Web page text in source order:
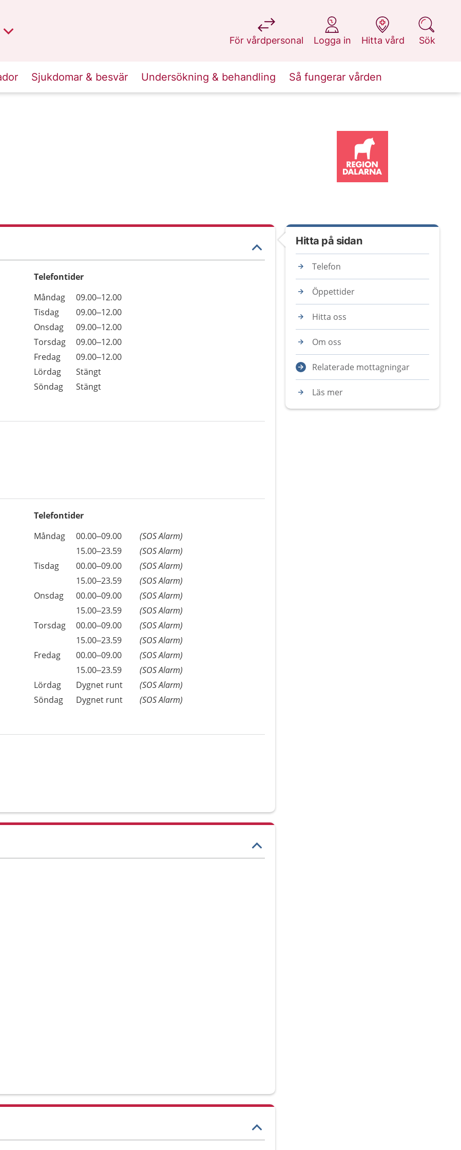
För vårdpersonal
på 1177.se
Logga in
på 1177.se
Hitta vård
på 1177.se
Sök
på 1177.se
Sjukdomar & besvär Undersökning & behandling Så fungerar vården
Telefontider
Dag
Öppettider
Kommentarer
Måndag
09.00–12.00
Tisdag
09.00–12.00
Onsdag
09.00–12.00
Torsdag
09.00–12.00
Fredag
09.00–12.00
Lördag
Stängt
Söndag
Stängt
Telefontider
Dag
Öppettider
Kommentarer
Måndag 00.00–09.00
(SOS Alarm)
15.00–23.59
(SOS Alarm)
Tisdag
00.00–09.00
(SOS Alarm)
15.00–23.59
(SOS Alarm)
Onsdag
00.00–09.00
(SOS Alarm)
15.00–23.59
(SOS Alarm)
Torsdag
00.00–09.00
(SOS Alarm)
15.00–23.59
(SOS Alarm)
Fredag
00.00–09.00
(SOS Alarm)
15.00–23.59
(SOS Alarm)
Lördag
Dygnet runt
(SOS Alarm)
Söndag
Dygnet runt (SOS Alarm)
Hitta på sidan
Telefon
Öppettider
Hitta oss
Om oss
Relaterade mottagningar
Läs mer